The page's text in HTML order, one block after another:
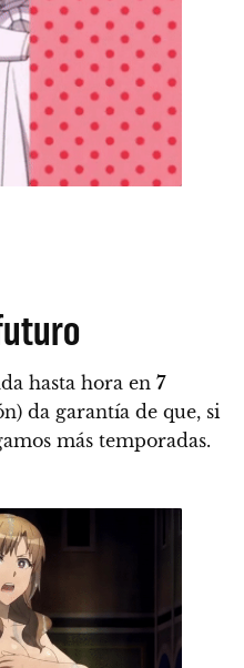
hasta hora en 7
da garantía de que, si
más temporadas.